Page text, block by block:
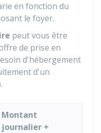
en fonction du
le foyer.
peut vous être
de prise en
d'hébergement
d'un
Montant
journalier +